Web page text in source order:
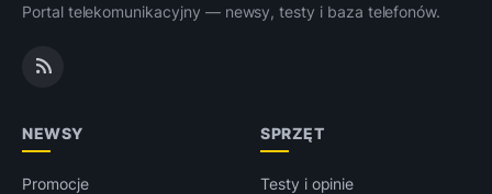
Portal telekomunikacyjny — newsy, testy i baza telefonów.
NEWSY
Promocje
SPRZĘT
Testy i opinie